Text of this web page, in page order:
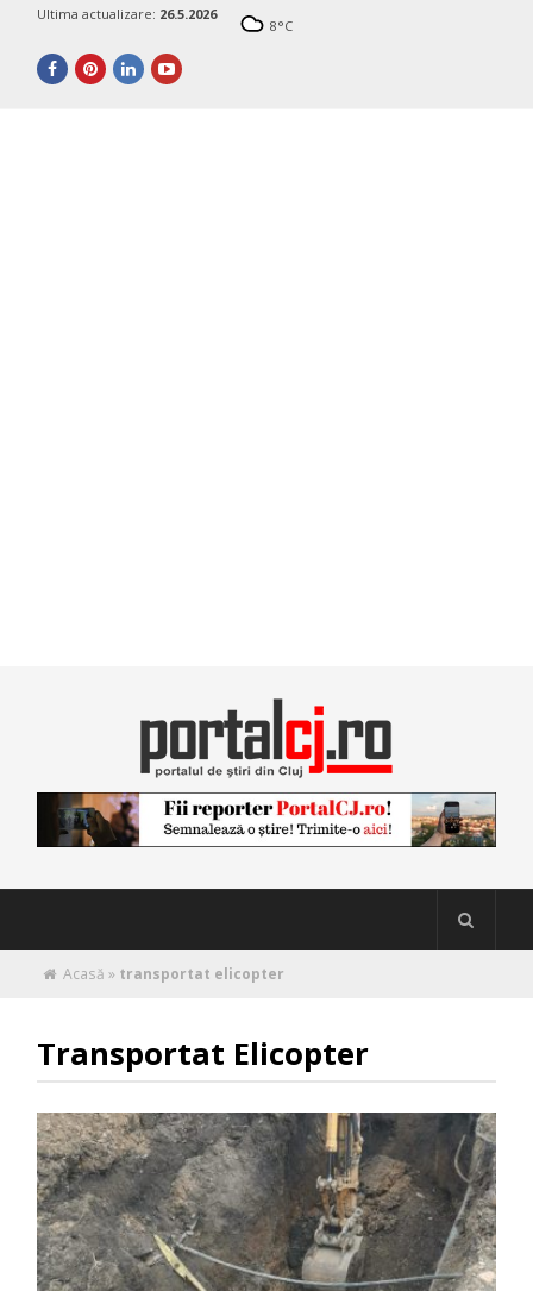
Ultima actualizare: 26.5.2026
8°C
Acasă » transportat elicopter
Transportat Elicopter